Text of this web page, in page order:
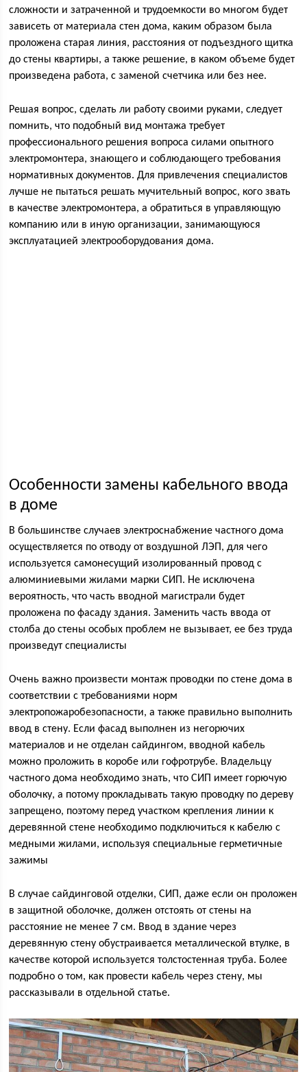
сложности и затраченной и трудоемкости во многом будет
зависеть от материала стен дома, каким образом была
проложена старая линия, расстояния от подъездного щитка
до стены квартиры, а также решение, в каком объеме будет
произведена работа, с заменой счетчика или без нее.
Решая вопрос, сделать ли работу своими руками, следует
помнить, что подобный вид монтажа требует
профессионального решения вопроса силами опытного
электромонтера, знающего и соблюдающего требования
нормативных документов. Для привлечения специалистов
лучше не пытаться решать мучительный вопрос, кого звать
в качестве электромонтера, а обратиться в управляющую
компанию или в иную организации, занимающуюся
эксплуатацией электрооборудования дома.
Особенности замены кабельного ввода
в доме
В большинстве случаев электроснабжение частного дома
осуществляется по отводу от воздушной ЛЭП, для чего
используется самонесущий изолированный провод с
алюминиевыми жилами марки СИП. Не исключена
вероятность, что часть вводной магистрали будет
проложена по фасаду здания. Заменить часть ввода от
столба до стены особых проблем не вызывает, ее без труда
произведут специалисты
Очень важно произвести монтаж проводки по стене дома в
соответствии с требованиями норм
электропожаробезопасности, а также правильно выполнить
ввод в стену. Если фасад выполнен из негорючих
материалов и не отделан сайдингом, вводной кабель
можно проложить в коробе или гофротрубе. Владельцу
частного дома необходимо знать, что СИП имеет горючую
оболочку, а потому прокладывать такую проводку по дереву
запрещено, поэтому перед участком крепления линии к
деревянной стене необходимо подключиться к кабелю с
медными жилами, используя специальные герметичные
зажимы
В случае сайдинговой отделки, СИП, даже если он проложен
в защитной оболочке, должен отстоять от стены на
расстояние не менее 7 см. Ввод в здание через
деревянную стену обустраивается металлической втулке, в
качестве которой используется толстостенная труба. Более
подробно о том, как провести кабель через стену, мы
рассказывали в отдельной статье.